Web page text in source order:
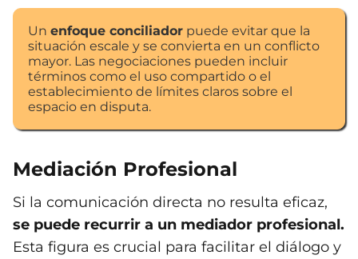
Un enfoque conciliador puede evitar que la
situación escale y se convierta en un conflicto
mayor. Las negociaciones pueden incluir
términos como el uso compartido o el
establecimiento de límites claros sobre el
espacio en disputa.
Mediación Profesional
Si la comunicación directa no resulta eficaz,
se puede recurrir a un mediador profesional.
Esta figura es crucial para facilitar el diálogo y